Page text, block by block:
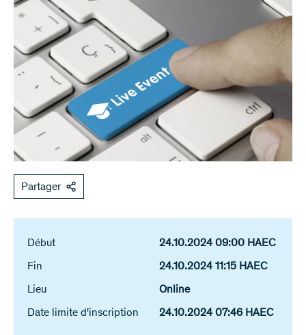
Partager
Début 24.10.2024 09:00 HAEC
Fin 24.10.2024 11:15 HAEC
Lieu Online
Date limite d'inscription 24.10.2024 07:46 HAEC